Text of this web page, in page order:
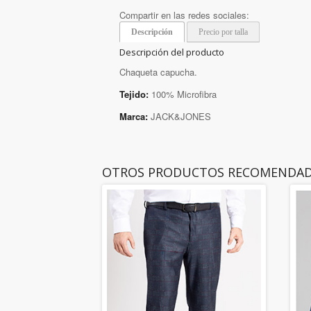
Compartir en las redes sociales:
Descripción Precio por talla
Descripción del producto
Chaqueta capucha.
Tejido: 100% Microfibra
Marca: JACK&JONES
OTROS PRODUCTOS